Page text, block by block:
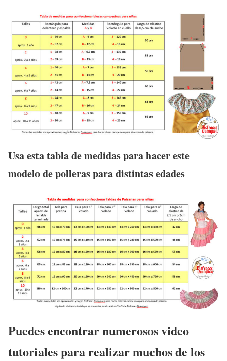
Usa esta tabla de medidas para hacer este
modelo de polleras para distintas edades
Puedes encontrar numerosos video
tutoriales para realizar muchos de los